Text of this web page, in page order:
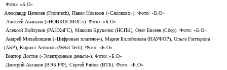
Фото: «Б.О»
Александр Цепелев (Fromtech), Павел Новиков («Сколково»). Фото: «Б.О»
Алексей Ананьин («НОВКОСМОС»). Фото: «Б.О»
Алексей Войлуков (РАНХиГС), Максим Крукелис (НСПК), Олег Евсеев (Сбер). Фото: «Б.О»
Андрей Михайлишин («Цифровые платежи»), Мария Болобонова (НАУФОР), Ольга Гончарова
(АБР), Кирилл Антонов (Web3 Tech). Фото: «Б.О»
Виктор Достов («Электронные деньги»). Фото: «Б.О»
Дмитрий Аксаков (ВЭБ.РФ), Сергей Рябов (ВТБ). Фото: «Б.О»